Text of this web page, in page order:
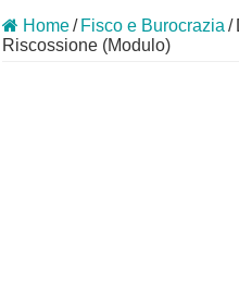
Home/ Fisco e Burocrazia /
Riscossione (Modulo)